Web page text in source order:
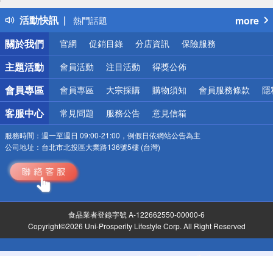
活動快訊
得獎公告
熱門話題
銀行優惠
偏遠地區配送
詐騙網頁！請小心！
more
關於我們
官網 促銷目錄 分店資訊 保險服務
主題活動 會員活動 注目活動 得獎公佈
會員專區 會員專區 大宗採購 購物須知 會員服務條款 隱
客服中心 常見問題 服務公告 意見信箱
服務時間： 週一至週日 09:00-21:00，例假日依網站公告為主
公司地址： 台北市北投區大業路136號5樓 (台灣)
食品業者登錄字號 A-122662550-00000-6
Copyright©2026 Uni-Prosperity Lifestyle Corp. All Right Reserved